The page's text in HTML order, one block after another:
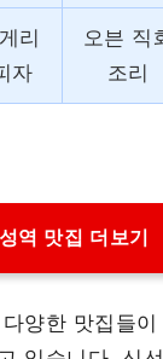
리
자
오븐 직
조리
역 맛집 더보기
양한 맛집들